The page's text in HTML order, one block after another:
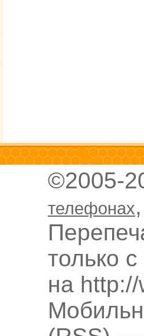
©2005-
телефонах
только
на